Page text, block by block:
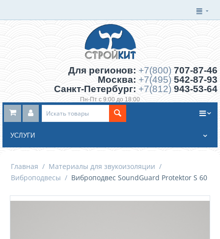
Для регионов: +7(800) 707-87-46
Москва: +7(495) 542-87-93
Санкт-Петербург: +7(812) 943-53-64
Пн-Пт с 9:00 до 18:00
Заказать обратный звонок
УСЛУГИ
Главная / Материалы для звукоизоляции /
Виброподвесы / Виброподвес SoundGuard Protektor S 60